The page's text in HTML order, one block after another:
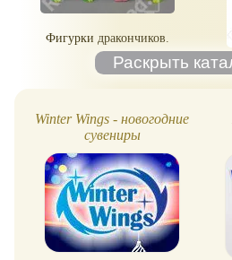
Фигурки дракончиков.
Winter Wings - новогодние
сувениры